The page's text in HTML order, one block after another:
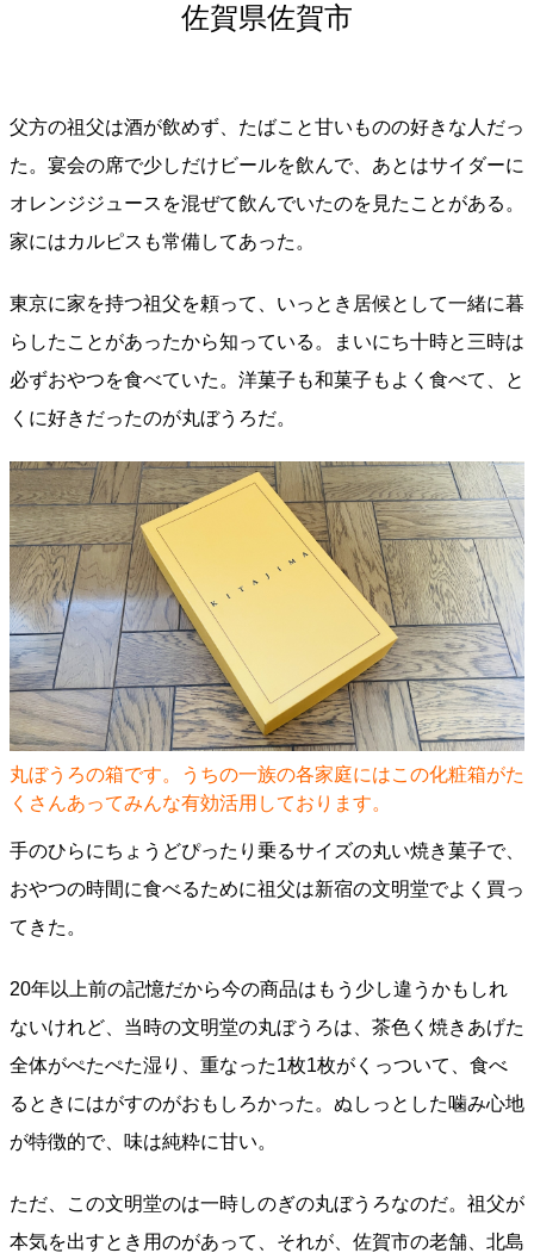
佐賀県佐賀市
父方の祖父は酒が飲めず、たばこと甘いものの好きな人だっ
た。宴会の席で少しだけビールを飲んで、あとはサイダーに
オレンジジュースを混ぜて飲んでいたのを見たことがある。
家にはカルピスも常備してあった。
東京に家を持つ祖父を頼って、いっとき居候として一緒に暮
らしたことがあったから知っている。まいにち十時と三時は
必ずおやつを食べていた。洋菓子も和菓子もよく食べて、と
くに好きだったのが丸ぼうろだ。
丸ぼうろの箱です。うちの一族の各家庭にはこの化粧箱がた
くさんあってみんな有効活用しております。
手のひらにちょうどぴったり乗るサイズの丸い焼き菓子で、
おやつの時間に食べるために祖父は新宿の文明堂でよく買っ
てきた。
20年以上前の記憶だから今の商品はもう少し違うかもしれ
ないけれど、当時の文明堂の丸ぼうろは、茶色く焼きあげた
全体がぺたぺた湿り、重なった1枚1枚がくっついて、食べ
るときにはがすのがおもしろかった。ぬしっとした噛み心地
が特徴的で、味は純粋に甘い。
ただ、この文明堂のは一時しのぎの丸ぼうろなのだ。祖父が
本気を出すとき用のがあって、それが、佐賀市の老舗、北島